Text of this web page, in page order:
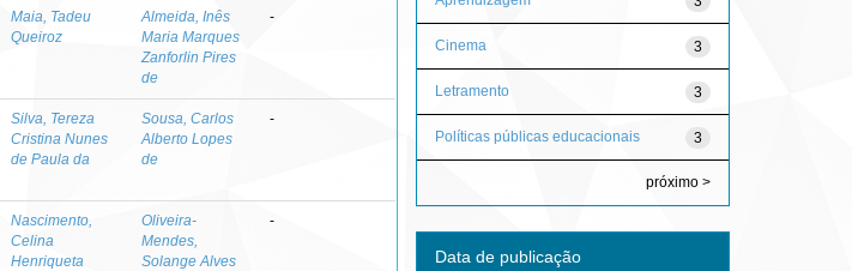
Maia, Tadeu
Queiroz
Almeida, Inês
Maria Marques
Zanforlin Pires
de
-
Silva, Tereza
Cristina Nunes
de Paula da
Sousa, Carlos
Alberto Lopes
de
-
Nascimento,
Celina
Henriqueta
Oliveira-
Mendes,
Solange Alves
-
3
Cinema
3
Letramento
3
Políticas públicas educacionais
próximo >
Data de publicação